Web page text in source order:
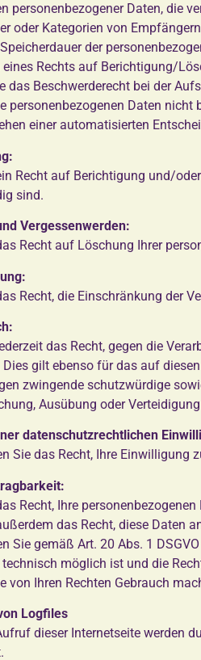
personenbezogener Daten, die
oder Kategorien von Empfängern
der
eines Rechts auf Berichtigung/
das Beschwerderecht bei der
personenbezogenen Daten nicht
einer automatisierten
Recht auf Berichtigung und/
sind.
Vergessenwerden:
Recht auf Löschung Ihrer
Recht, die Einschränkung der
das Recht, gegen die
Dies gilt ebenso für das auf
zwingende schutzwürdige
Ausübung oder
datenschutzrechtlichen
Sie das Recht, Ihre Einwilligung
Recht, Ihre
das Recht, diese Daten
Sie gemäß Art. 20 Abs. 1
möglich ist und die
von Ihren Rechten Gebrauch
Logfiles
dieser Internetseite werden